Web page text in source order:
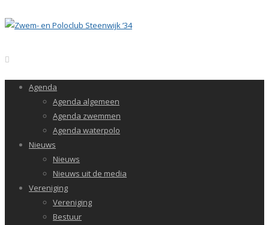
Agenda
Agenda algemeen
Agenda zwemmen
Agenda waterpolo
Nieuws
Nieuws
Nieuws uit de media
Vereniging
Vereniging
Bestuur